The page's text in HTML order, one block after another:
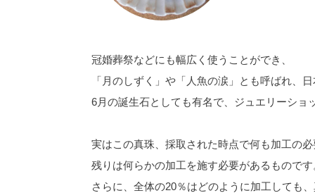
冠婚葬祭などにも幅広く使うことができ、
「月のしずく」や「人魚の涙」とも呼ばれ、
6月の誕生石としても有名で、ジュエリーシ
実はこの真珠、採取された時点で何も加工の
残りは何らかの加工を施す必要があるものです
さらに、全体の20％はどのように加工しても